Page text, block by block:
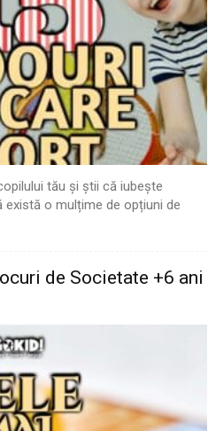
tău și știi că iubește
o mulțime de opțiuni de
de Societate +6 ani